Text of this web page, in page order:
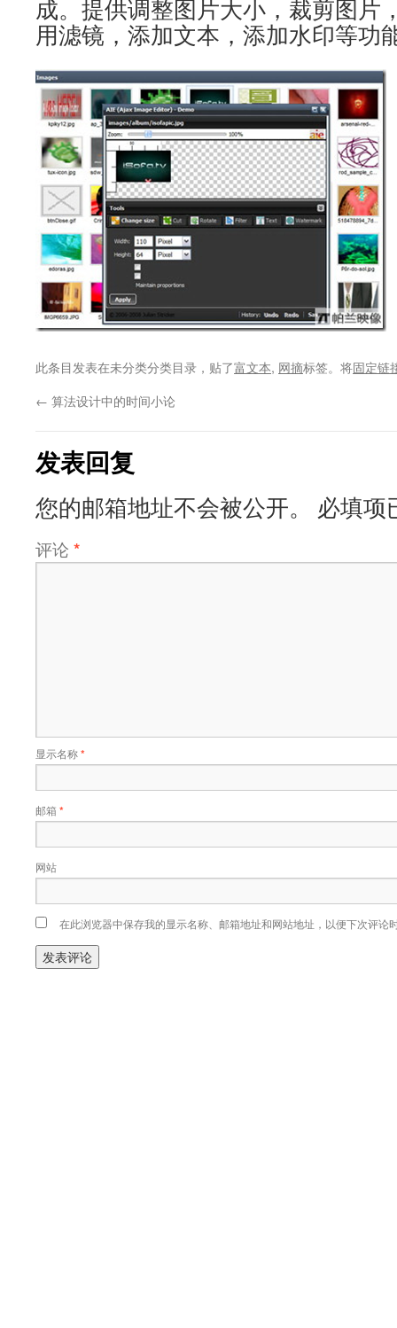
成。提供调整图片大小，裁剪图片
用滤镜，添加文本，添加水印等功
此条目发表在未分类分类目录，贴了富文本, 网摘标签。将固定链
← 算法设计中的时间小论
发表回复
您的邮箱地址不会被公开。 必填项
评论 *
显示名称*
邮箱 *
网站
在此浏览器中保存我的显示名称、邮箱地址和网站地址，以便下次评论